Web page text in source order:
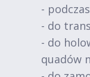
-
- do
- do
quadów